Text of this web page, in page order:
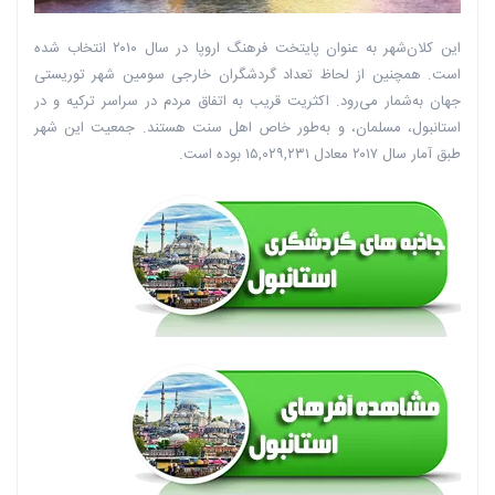
این کلان‌شهر به عنوان پایتخت فرهنگ اروپا در سال ۲۰۱۰ انتخاب شده‌
است. همچنین از لحاظ تعداد گردشگران خارجی سومین شهر توریستی
جهان به‌شمار می‌رود. اکثریت قریب به اتفاق مردم در سراسر ترکیه و در
استانبول، مسلمان، و به‌طور خاص اهل سنت هستند. جمعیت این شهر
طبق آمار سال ۲۰۱۷ معادل ۱۵,۰۲۹,۲۳۱ بوده است.